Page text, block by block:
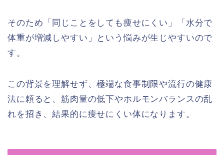
そのため「同じことをしても痩せにくい」「水分で
体重が増減しやすい」という悩みが生じやすいので
す。
この背景を理解せず、極端な食事制限や流行の健康
法に頼ると、筋肉量の低下やホルモンバランスの乱
れを招き、結果的に痩せにくい体になります。